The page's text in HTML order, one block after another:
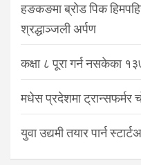
हङकङमा ब्रोड पिक
श्रद्धाञ्जली अर्पण
कक्षा ८ पूरा गर्न नसकेका
मधेस प्रदेशमा ट्रान्सफर्मर
युवा उद्यमी तयार पार्न